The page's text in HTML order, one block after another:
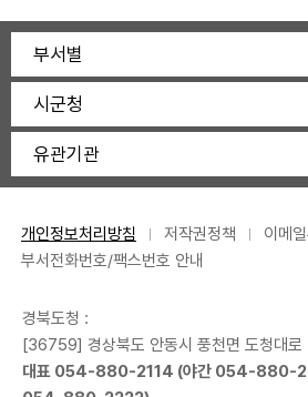
부서별
시군청
유관기관
개인정보처리방침 저작권정책
이메
부서전화번호/팩스번호 안내
경북도청 :
[36759] 경상북도 안동시 풍천면 도청대
대표 054-880-2114 (야간 054-880-